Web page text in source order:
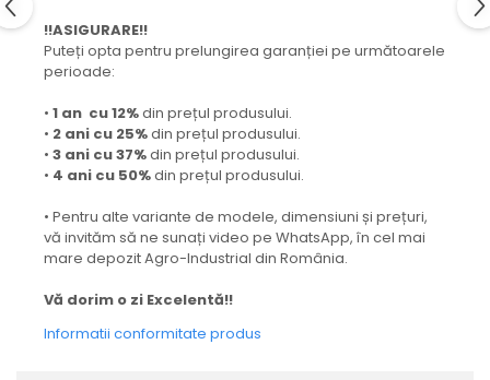
!!ASIGURARE!!
Puteți opta pentru prelungirea garanției pe următoarele
perioade:
• 1 an cu 12%din prețul produsului.
• 2 ani cu 25%din prețul produsului.
• 3 ani cu 37%din prețul produsului.
• 4 ani cu 50%din prețul produsului.
• Pentru alte variante de modele, dimensiuni și prețuri,
vă invităm să ne sunați video pe WhatsApp, în cel mai
mare depozit Agro-Industrial din România.
Vă dorim o zi Excelentă!!
Informatii conformitate produs